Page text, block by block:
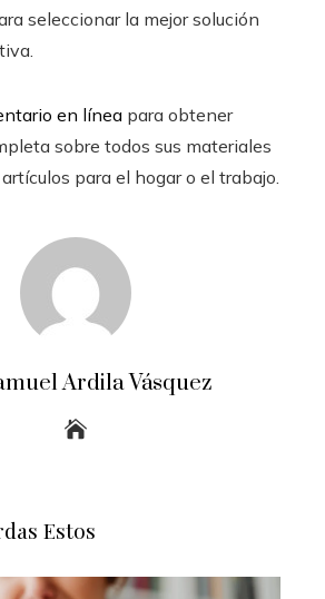
seleccionar la mejor solución
en línea para obtener
sobre todos sus materiales
para el hogar o el trabajo.
Ardila Vásquez
Estos